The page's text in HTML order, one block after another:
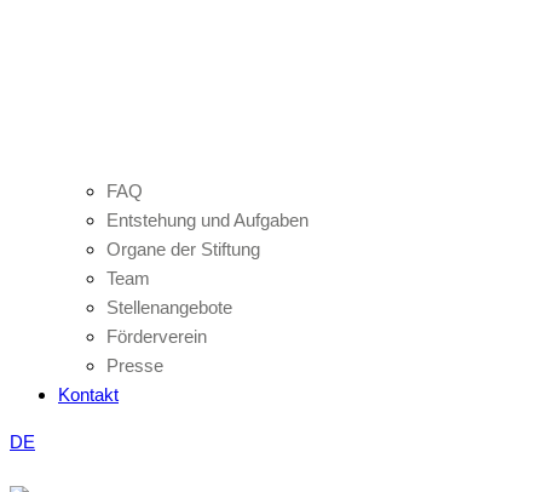
FAQ
Entstehung und Aufgaben
Organe der Stiftung
Team
Stellenangebote
Förderverein
Presse
Kontakt
DE